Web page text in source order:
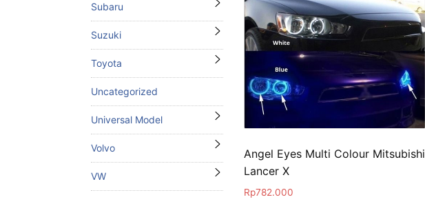
Angel Eyes Multi Colour Mitsubishi
Lancer X
Rp782.000
Subaru
Suzuki
Toyota
Uncategorized
Universal Model
Volvo
VW